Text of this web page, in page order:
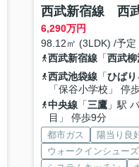
西武新宿線 西
6,290万円
98.12㎡ (3LDK) /予定
西武新宿線「西武柳
西武池袋線「ひばり
「保谷小学校」 停
中央線「三鷹」駅
目」 停歩9分
都市ガス 陽当り良
ウォークインシュー